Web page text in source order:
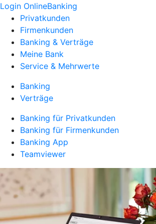
Login OnlineBanking
Privatkunden
Firmenkunden
Banking & Verträge
Meine Bank
Service & Mehrwerte
Banking
Verträge
Banking für Privatkunden
Banking für Firmenkunden
Banking App
Teamviewer